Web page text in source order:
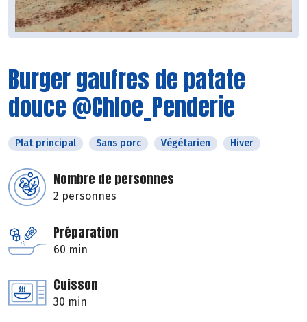
Burger gaufres de patate
douce @Chloe_Penderie
Plat principal Sans porc Végétarien Hiver
Nombre de personnes
2 personnes
Préparation
60 min
Cuisson
30 min